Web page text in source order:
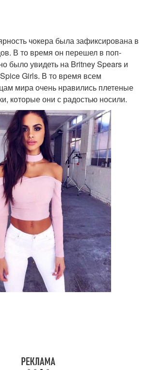
чокера была зафиксирована в
В то время он перешел в поп-
было увидеть на Britney Spears и
Girls. В то время всем
мира очень нравились плетеные
которые они с радостью носили.